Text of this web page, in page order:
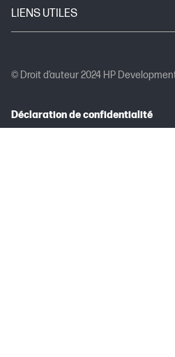
LIENS UTILES
© Droit d’auteur 2024 HP
Déclaration de confidentialité